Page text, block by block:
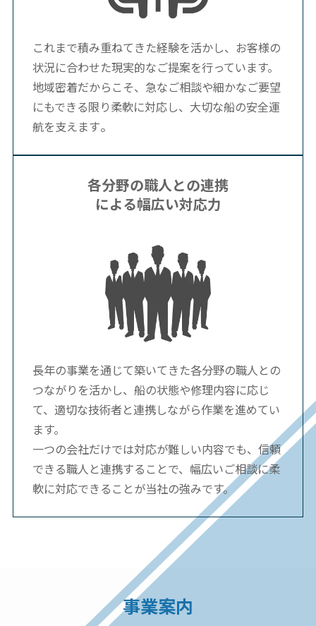
これまで積み重ねてきた経験を活かし、お客様の
状況に合わせた現実的なご提案を行っています。
地域密着だからこそ、急なご相談や細かなご要望
にもできる限り柔軟に対応し、大切な船の安全運
航を支えます。
各分野の職人との連携
による幅広い対応力
長年の事業を通じて築いてきた各分野の職人との
つながりを活かし、船の状態や修理内容に応じ
て、適切な技術者と連携しながら作業を進めてい
ます。
一つの会社だけでは対応が難しい内容でも、信頼
できる職人と連携することで、幅広いご相談に柔
軟に対応できることが当社の強みです。
事業案内